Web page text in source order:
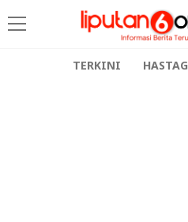
TERKINI HASTAG